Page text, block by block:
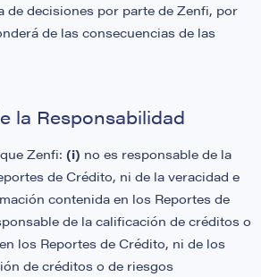
de decisiones por parte de Zenfi, por
de las consecuencias de las
la Responsabilidad
Zenfi: (i) no es responsable de la
de Crédito, ni de la veracidad e
contenida en los Reportes de
de la calificación de créditos o
los Reportes de Crédito, ni de los
de créditos o de riesgos